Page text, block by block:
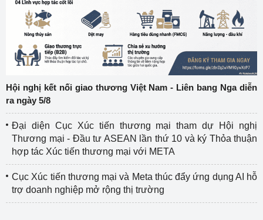
Hội nghị kết nối giao thương Việt Nam - Liên bang Nga diễn
ra ngày 5/8
Đại diện Cục Xúc tiến thương mại tham dự Hội nghị
Thương mại - Đầu tư ASEAN lần thứ 10 và ký Thỏa thuận
hợp tác Xúc tiến thương mại với META
Cục Xúc tiến thương mại và Meta thúc đẩy ứng dụng AI hỗ
trợ doanh nghiệp mở rộng thị trường